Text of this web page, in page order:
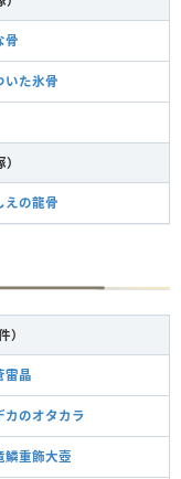
骨
いた氷骨
えの龍骨
）
雷晶
カのオタカラ
鱗重飾大壺